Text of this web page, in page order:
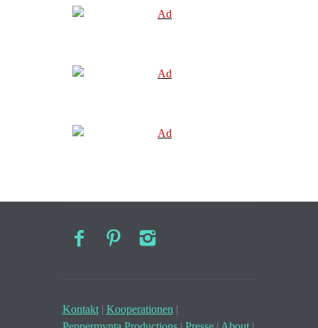
Kontakt| Kooperationen |